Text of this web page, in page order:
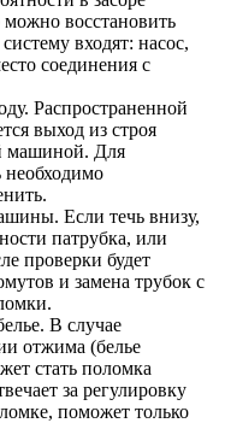
можно восстановить
входят: насос,
соединения с
Распространенной
выход из строя
машиной. Для
необходимо
Если течь внизу,
патрубка, или
проверки будет
и замена трубок с
В случае
отжима (белье
стать поломка
за регулировку
поможет только